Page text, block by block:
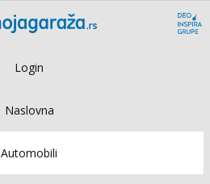
Login
Naslovna
Automobili